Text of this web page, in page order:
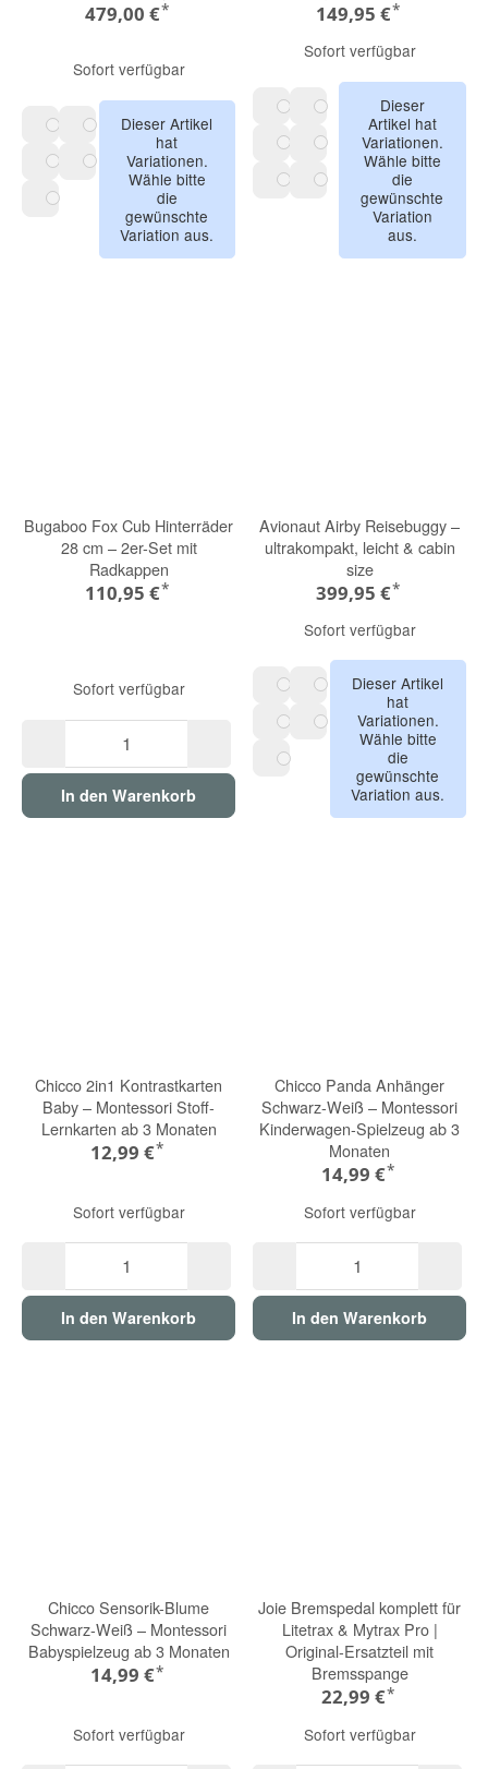
479,00 €*
Sofort verfügbar
Forest green
Deep indigo
Desert Taupe
Dieser Artikel
hat
Variationen.
Wähle bitte
die
gewünschte
Variation aus.
149,95 €*
Sofort verfügbar
MIDNIGHT BLACK
GREY MELANGE
PINE GREEN
DARK CHERRY
Noir MIDNIGHT GREEN
DESERT TAUPE
Dieser
Artikel hat
Variationen.
Wähle bitte
die
gewünschte
Variation
aus.
Bugaboo Fox Cub Hinterräder
28 cm – 2er-Set mit
Radkappen
110,95 €*
Sofort verfügbar
In den Warenkorb
Avionaut Airby Reisebuggy –
ultrakompakt, leicht & cabin
size
399,95 €*
Sofort verfügbar
Burgundy
Dieser Artikel
hat
Variationen.
Wähle bitte
die
gewünschte
Variation aus.
Chicco 2in1 Kontrastkarten
Baby – Montessori Stoff-
Lernkarten ab 3 Monaten
12,99 €*
Sofort verfügbar
In den Warenkorb
Chicco Panda Anhänger
Schwarz-Weiß – Montessori
Kinderwagen-Spielzeug ab 3
Monaten
14,99 €*
Sofort verfügbar
In den Warenkorb
Chicco Sensorik-Blume
Schwarz-Weiß – Montessori
Babyspielzeug ab 3 Monaten
14,99 €*
Sofort verfügbar
Joie Bremspedal komplett für
Litetrax & Mytrax Pro |
Original-Ersatzteil mit
Bremsspange
22,99 €*
Sofort verfügbar